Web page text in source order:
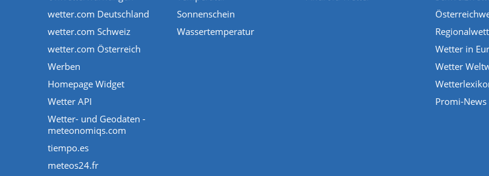
wetter.com Deutschland
wetter.com Schweiz
wetter.com Österreich
Werben
Homepage Widget
Wetter API
Wetter- und Geodaten -
meteonomiqs.com
tiempo.es
meteos24.fr
Sonnenschein
Wassertemperatur
Wetter in
Wetter
Promi-News